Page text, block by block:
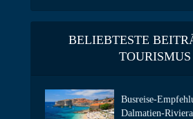
BELIEBTESTE
TOURISMUS
Busreise-
Dalmatien-Riviera